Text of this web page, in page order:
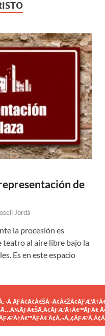
de
Jordà
la procesión es
al aire libre bajo la
Es en este espacio